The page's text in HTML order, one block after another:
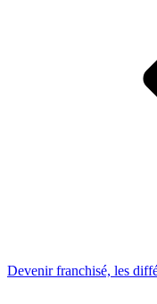
Devenir franchisé, les